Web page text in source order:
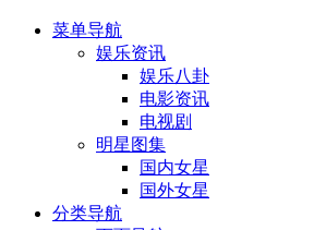
菜单导航
娱乐资讯
娱乐八卦
电影资讯
电视剧
明星图集
国内女星
国外女星
分类导航